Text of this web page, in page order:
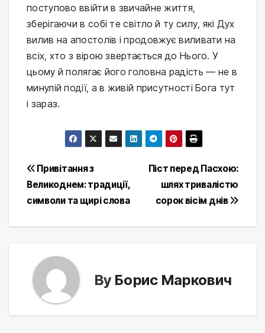
поступово ввійти в звичайне життя,
зберігаючи в собі те світло й ту силу, які Дух
вилив на апостолів і продовжує виливати на
всіх, хто з вірою звертається до Нього. У
цьому й полягає його головна радість — не в
минулій події, а в живій присутності Бога тут
і зараз.
Post
navigation
Піст перед Пасхою:
шлях тривалістю
сорок вісім днів
Привітання з
Великоднем: традиції,
символи та щирі слова
By Борис Маркович